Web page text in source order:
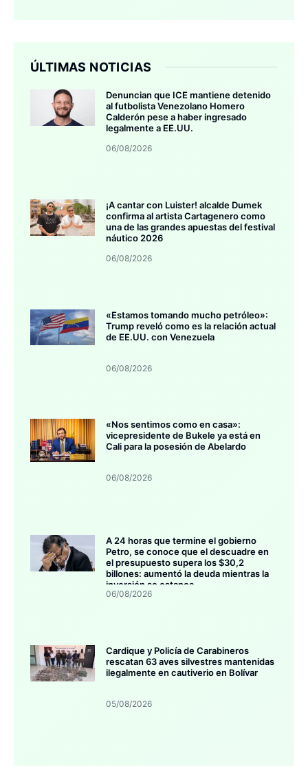
ÚLTIMAS NOTICIAS
Denuncian que ICE mantiene detenido
al futbolista Venezolano Homero
Calderón pese a haber ingresado
legalmente a EE.UU.
06/08/2026
¡A cantar con Luister! alcalde Dumek
confirma al artista Cartagenero como
una de las grandes apuestas del festival
náutico 2026
06/08/2026
«Estamos tomando mucho petróleo»:
Trump reveló como es la relación actual
de EE.UU. con Venezuela
06/08/2026
«Nos sentimos como en casa»:
vicepresidente de Bukele ya está en
Cali para la posesión de Abelardo
06/08/2026
A 24 horas que termine el gobierno
Petro, se conoce que el descuadre en
el presupuesto supera los $30,2
billones: aumentó la deuda mientras la
inversión se estanca
06/08/2026
Cardique y Policía de Carabineros
rescatan 63 aves silvestres mantenidas
ilegalmente en cautiverio en Bolívar
05/08/2026